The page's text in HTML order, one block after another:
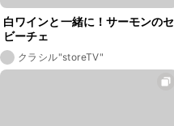
白ワインと一緒に！サーモンのセ
ビーチェ
クラシル"storeTV"